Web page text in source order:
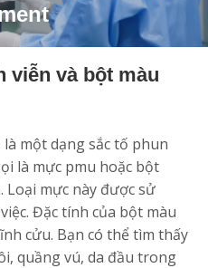
viễn và bột màu
một dạng sắc tố phun
là mực pmu hoặc bột
Loại mực này được sử
Đặc tính của bột màu
cửu. Bạn có thể tìm thấy
quầng vú, da đầu trong